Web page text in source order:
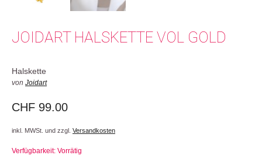
JOIDART HALSKETTE VOL GOLD
Halskette
von Joidart
CHF 99.00
inkl. MWSt. und zzgl. Versandkosten
Verfügbarkeit: Vorrätig